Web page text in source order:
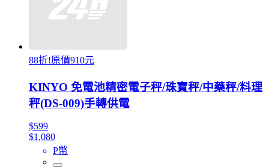
88折!原價910元
KINYO 免電池精密電子秤/珠寶秤/中藥秤/料理
秤(DS-009)手轉供電
$599
$1,080
P幣